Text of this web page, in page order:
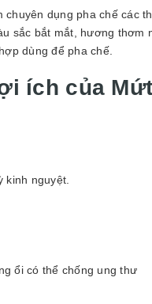
chuyên dụng pha chế các
sắc bắt mắt, hương thơm
dùng để pha chế.
ích của
kinh nguyệt.
ổi có thể chống ung thư